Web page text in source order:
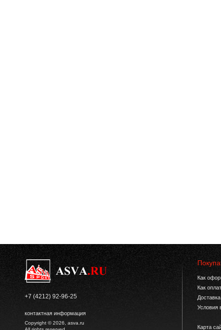
+7 (4212) 92-96-25
контактная информация
Copyright © 2026, asva.ru
Как
Как
Условия
Карта